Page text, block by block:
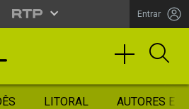
Entrar
LITORAL AUTORES